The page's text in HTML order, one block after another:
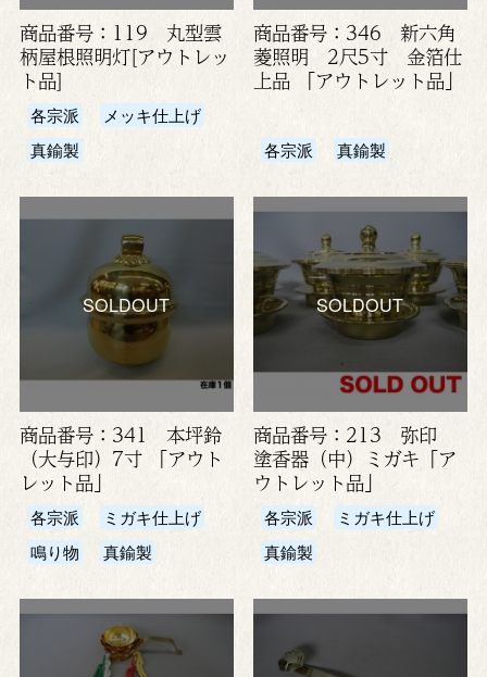
商品番号：119 丸型雲
柄屋根照明灯[アウトレッ
ト品]
各宗派
メッキ仕上げ
真鍮製
商品番号：346 新六角
菱照明 2尺5寸 金箔仕
上品 「アウトレット品」
各宗派 真鍮製
SOLDOUT
商品番号：341 本坪鈴
（大与印）7寸 「アウト
レット品」
各宗派
ミガキ仕上げ
鳴り物
真鍮製
SOLDOUT
商品番号：213 弥印
塗香器（中）ミガキ「ア
ウトレット品」
各宗派
ミガキ仕上げ
真鍮製